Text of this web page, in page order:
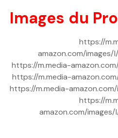
Images du
https://
amazon.com/images/
https://m.media-
https://m.media-
https://m.media-amazon.com/
https://
amazon.com/images/